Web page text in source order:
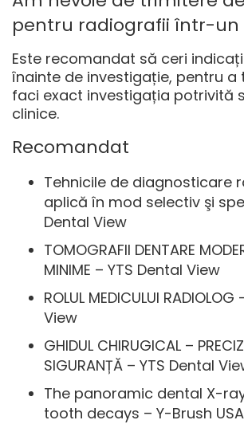
pentru radiografii într-un
Este recomandat să ceri
înainte de investigație, pentru a
faci exact investigația potrivită
clinice.
Recomandat
Tehnicile de diagnosticare
aplică în mod selectiv şi
Dental View
TOMOGRAFII DENTARE
MINIME – YTS Dental View
ROLUL MEDICULUI
View
GHIDUL CHIRUGICAL –
SIGURANȚĂ – YTS Dental
The panoramic dental X-
tooth decays – Y-Brush USA